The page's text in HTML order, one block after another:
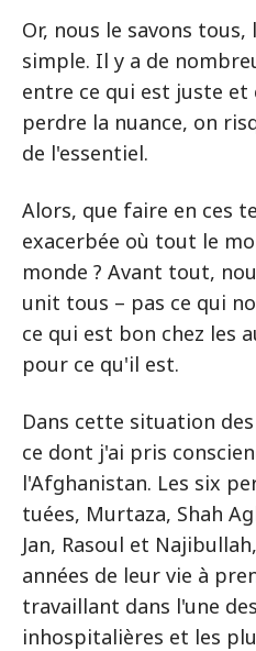
Or, nous le savons tous,
simple. Il y a de
entre ce qui est juste et
perdre la nuance, on
de l'essentiel.
Alors, que faire en ces
exacerbée où tout le
monde ? Avant tout,
unit tous – pas ce qui
ce qui est bon chez les
pour ce qu'il est.
Dans cette situation
ce dont j'ai pris
l'Afghanistan. Les six
tuées, Murtaza, Shah
Jan, Rasoul et
années de leur vie à
travaillant dans l'une
inhospitalières et les